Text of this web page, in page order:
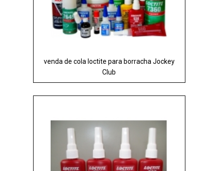
venda de cola loctite para borracha Jockey
Club